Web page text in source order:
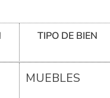
TIPO DE BIEN
MUEBLES